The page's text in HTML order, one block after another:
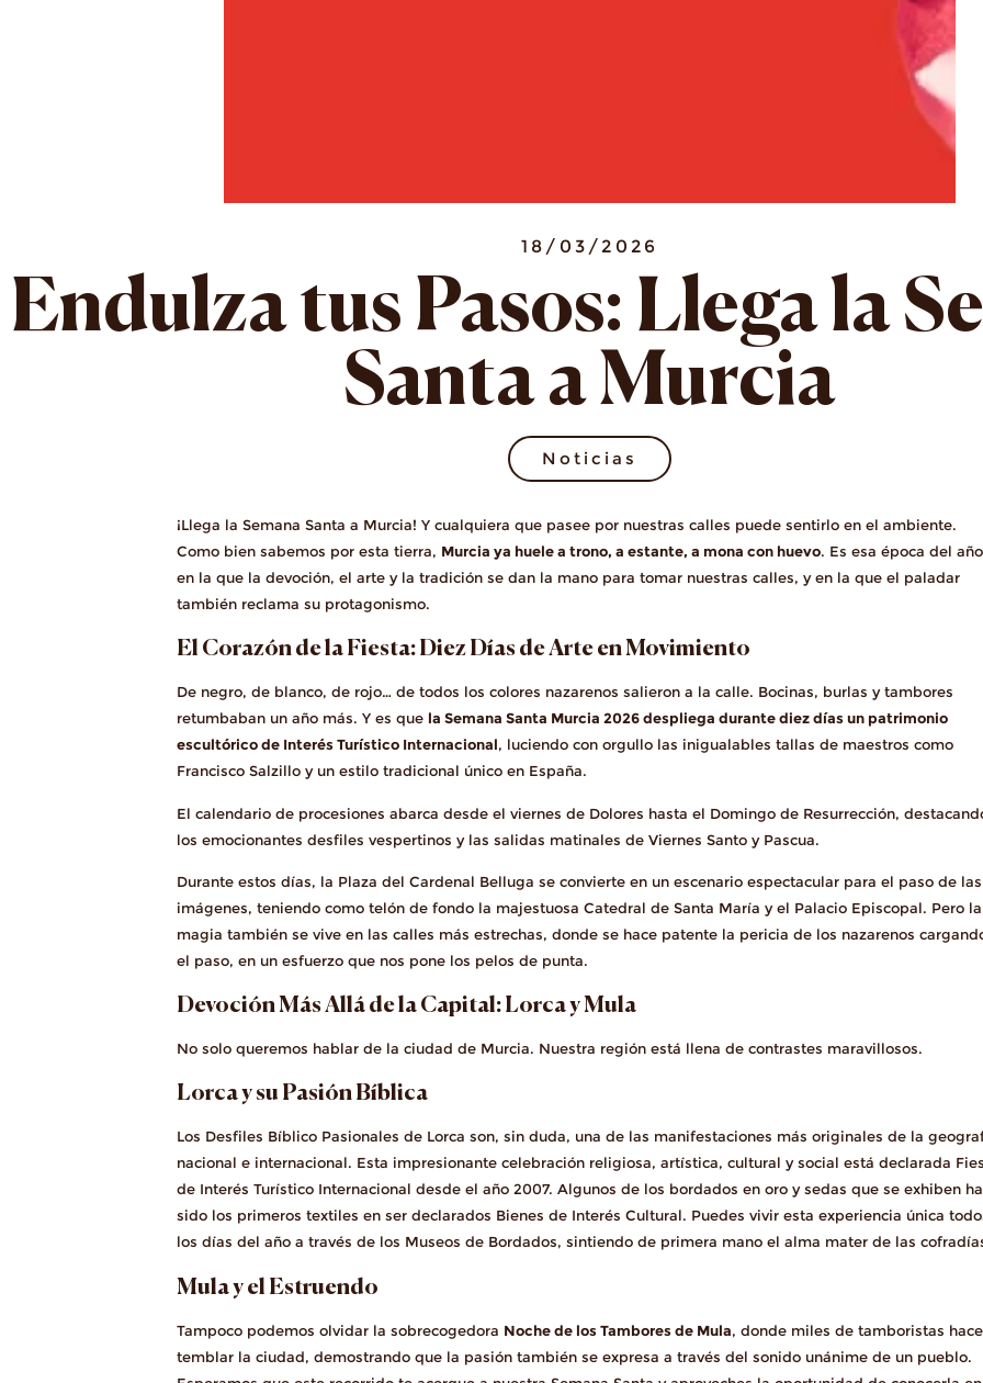
18/03/2026
Endulza tus Pasos: Llega la
Santa a Murcia
Noticias
¡Llega la Semana Santa a Murcia! Y cualquiera que pasee por nuestras calles puede sentirlo en el ambiente.
Como bien sabemos por esta tierra, Murcia ya huele a trono, a estante, a mona con huevo. Es esa época del año
en la que la devoción, el arte y la tradición se dan la mano para tomar nuestras calles, y en la que el paladar
también reclama su protagonismo.
El Corazón de la Fiesta: Diez Días de Arte en Movimiento
De negro, de blanco, de rojo… de todos los colores nazarenos salieron a la calle. Bocinas, burlas y tambores
retumbaban un año más. Y es que la Semana Santa Murcia 2026 despliega durante diez días un patrimonio
escultórico de Interés Turístico Internacional, luciendo con orgullo las inigualables tallas de maestros como
Francisco Salzillo y un estilo tradicional único en España.
El calendario de procesiones abarca desde el viernes de Dolores hasta el Domingo de Resurrección,
los emocionantes desfiles vespertinos y las salidas matinales de Viernes Santo y Pascua.
Durante estos días, la Plaza del Cardenal Belluga se convierte en un escenario espectacular para el paso de las
imágenes, teniendo como telón de fondo la majestuosa Catedral de Santa María y el Palacio Episcopal. Pero la
magia también se vive en las calles más estrechas, donde se hace patente la pericia de los nazarenos
el paso, en un esfuerzo que nos pone los pelos de punta.
Devoción Más Allá de la Capital: Lorca y Mula
No solo queremos hablar de la ciudad de Murcia. Nuestra región está llena de contrastes maravillosos.
Lorca y su Pasión Bíblica
Los Desfiles Bíblico Pasionales de Lorca son, sin duda, una de las manifestaciones más originales de la
nacional e internacional. Esta impresionante celebración religiosa, artística, cultural y social está declarada
de Interés Turístico Internacional desde el año 2007. Algunos de los bordados en oro y sedas que se exhiben
sido los primeros textiles en ser declarados Bienes de Interés Cultural. Puedes vivir esta experiencia única
los días del año a través de los Museos de Bordados, sintiendo de primera mano el alma mater de las
Mula y el Estruendo
Tampoco podemos olvidar la sobrecogedora Noche de los Tambores de Mula, donde miles de tamboristas
temblar la ciudad, demostrando que la pasión también se expresa a través del sonido unánime de un pueblo.